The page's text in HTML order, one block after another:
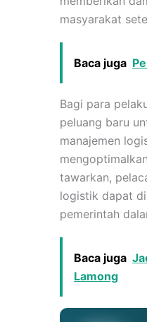
masyarakat
Baca juga
Bagi para
peluang baru
manajemen
tawarkan,
logistik dapat
pemerintah
Baca juga
Lamong